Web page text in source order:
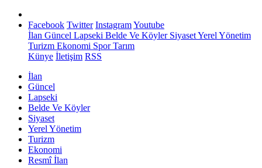
Facebook Twitter InstagramYoutube
İlan Güncel Lapseki Belde Ve KöylerSiyasetYerel Yönetim
Turizm Ekonomi SporTarım
Künye İletişim RSS
İlan
Güncel
Lapseki
Belde Ve Köyler
Siyaset
Yerel Yönetim
Turizm
Ekonomi
Resmî İlan